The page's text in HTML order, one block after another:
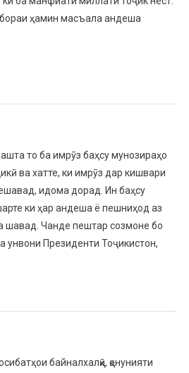
ҳамин масъала андеша
то ба имрӯз баҳсу мунозираҳо
ва хатте, ки имрӯз дар кишвари
идома дорад. Ин баҳсу
ки ҳар андеша ё пешниҳод аз
шавад. Чанде пештар созмоне бо
унвони Президенти Тоҷикистон,
байналхалқӣ, қонунияти